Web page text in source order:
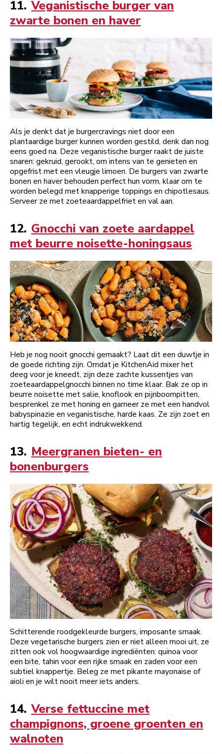
11. Veganistische burger van
zwarte bonen en haver
Als je denkt dat je burgercravings niet door een
plantaardige burger kunnen worden gestild, denk dan nog
eens goed na. Deze veganistische burger raakt de juiste
snaren: gekruid, gerookt, om intens van te genieten en
opgefrist met een vleugje limoen. De burgers van zwarte
bonen en haver behouden perfect hun vorm, klaar om te
worden belegd met knapperige toppings en chipotlesaus.
Serveer ze met zoeteaardappelfriet en val aan.
12. Gnocchi van zoete aardappel
met beurre noisette-honingsaus
Heb je nog nooit gnocchi gemaakt? Laat dit een duwtje in
de goede richting zijn. Omdat je KitchenAid mixer het
deeg voor je kneedt, zijn deze zachte kussentjes van
zoeteaardappelgnocchi binnen no time klaar. Bak ze op in
beurre noisette met salie, knoflook en pijnboompitten,
besprenkel ze met honing en garneer ze met een handvol
babyspinazie en veganistische, harde kaas. Ze zijn zoet en
hartig tegelijk, en echt indrukwekkend.
13. Meergranen bieten- en
bonenburgers
Schitterende roodgekleurde burgers, imposante smaak.
Deze vegetarische burgers zien er niet alleen mooi uit, ze
zitten ook vol hoogwaardige ingrediënten: quinoa voor
een bite, tahin voor een rijke smaak en zaden voor een
subtiel knappertje. Beleg ze met pikante mayonaise of
aioli en je wilt nooit meer iets anders.
14. Verse fettuccine met
champignons, groene groenten en
walnoten